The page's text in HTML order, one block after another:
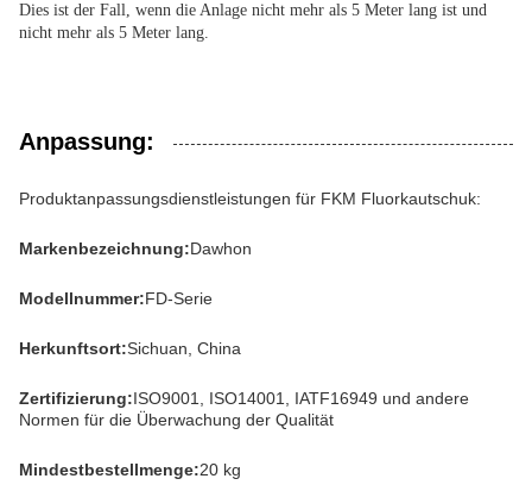
Dies ist der Fall, wenn die Anlage nicht mehr als 5 Meter lang ist und
nicht mehr als 5 Meter lang.
Anpassung:
Produktanpassungsdienstleistungen für FKM Fluorkautschuk:
Markenbezeichnung:Dawhon
Modellnummer:FD-Serie
Herkunftsort:Sichuan, China
Zertifizierung:ISO9001, ISO14001, IATF16949 und andere
Normen für die Überwachung der Qualität
Mindestbestellmenge:20 kg